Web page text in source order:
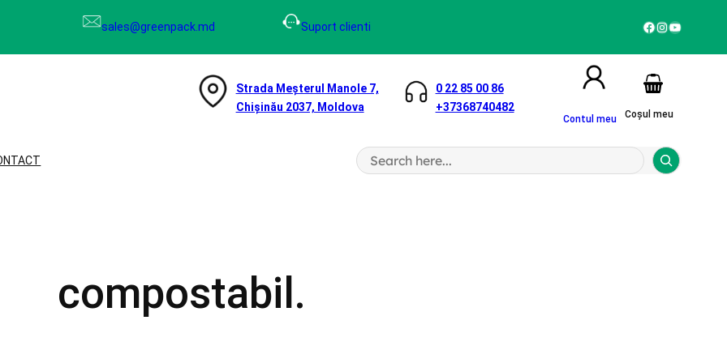
sales@greenpack.md Suport clienti Facebook InstagramYouTube
Strada Meșterul Manole 7,
Chișinău 2037, Moldova
0 22 85 00 86
+37368740482
Contul meu Coșul meu
S
e
compostabil.